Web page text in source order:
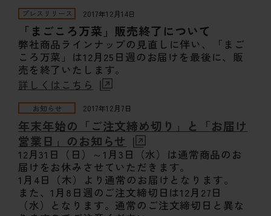
プレスリリース 2017年12月14日
「まごころ万菜」販売終了について
弊社商品ラインナップの見直しに伴い、「まご
ころ万菜」は12月25日週のお届けを最後に、販
売を終了いたします。
詳しくはこちら
お知らせ 2017年12月7日
年末年始の「ご注文締め切り」と「お届け
営業日」のお知らせ
12月31日（日）～1月3日（水）は通常商品のお
届けをお休みさせていただきます。
1月4日（木）より通常のお届けとなります。
また、1月8日週のご注文締切日は12月27日
（水）となります。通常のご注文締切日と異な